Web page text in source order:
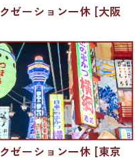
ゼーション一休 [大阪
ゼーション一休 [東京